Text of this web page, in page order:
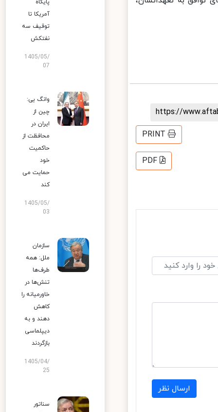
https://
PRINT
PDF
ارسال نظر
پایگاه
آمریکا تا
توقیف سه
نفتکش
1405/05/
07
وانگ یی:
چین از
ایران در
محافظت از
حاکمیت
خود
حمایت می
کند
1405/05/
03
سازمان
ملل: همه
طرف‌ها
تنش‌ها در
خاورمیانه را
کاهش
دهند و به
دیپلماسی
بازگردند
1405/04/
25
سناتور